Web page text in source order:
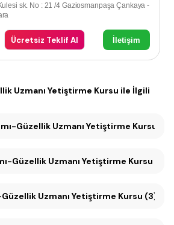
sk. No : 21 /4 Gaziosmanpaşa Çankaya -
Ücretsiz Teklif Al İletişim
Uzmanı Yetiştirme Kursu ile İlgili
Güzellik Uzmanı Yetiştirme Kursu (3)
Güzellik Uzmanı Yetiştirme Kursu (3)
Güzellik Uzmanı Yetiştirme Kursu (3)